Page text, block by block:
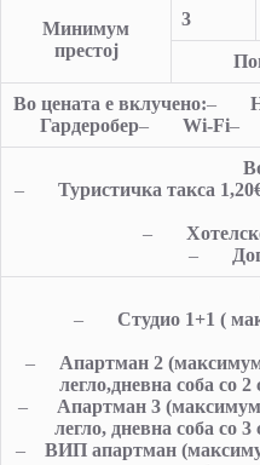
Минимум
престој
3
Во цената е вклучено:–
Гардеробер– Wi-Fi
– Туристичка такса
–
–
– Студио 1+1 (
– Апартман 2
легло,дневна соба со
– Апартман 3 (максимум
легло, дневна соба со
– ВИП апартман